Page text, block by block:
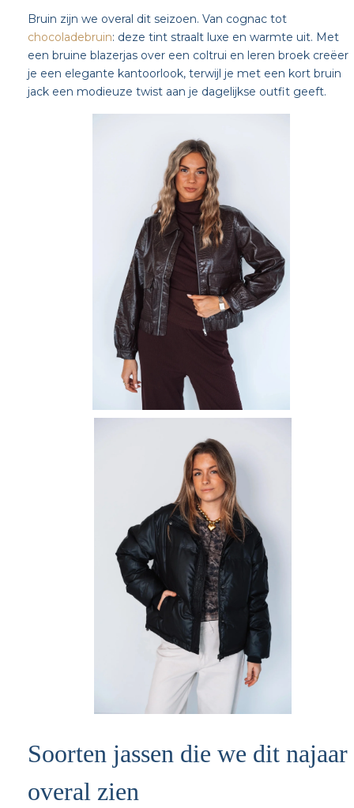
Bruin zijn we overal dit seizoen. Van cognac tot
chocoladebruin: deze tint straalt luxe en warmte uit. Met
een bruine blazerjas over een coltrui en leren broek creëer
je een elegante kantoorlook, terwijl je met een kort bruin
jack een modieuze twist aan je dagelijkse outfit geeft.
Soorten jassen die we dit najaar
overal zien